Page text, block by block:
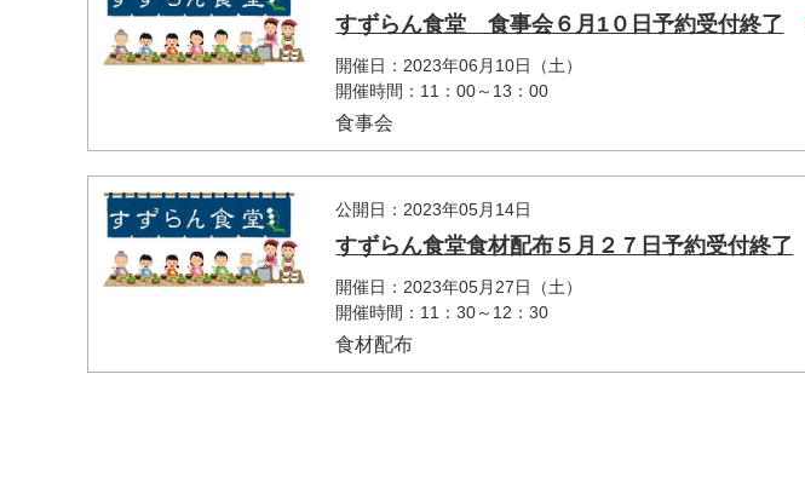
すずらん食堂 食事会６月1０日予約受付終了
開催日：2023年06月10日（土）
開催時間：11：00～13：00
食事会
公開日：2023年05月14日
すずらん食堂食材配布５月２７日予約受付終了
開催日：2023年05月27日（土）
開催時間：11：30～12：30
食材配布